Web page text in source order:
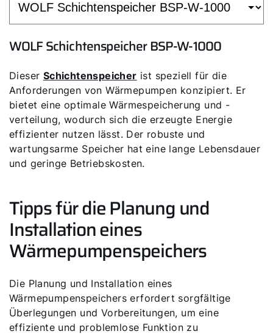
WOLF Schichtenspeicher BSP-W-1000
Dieser Schichtenspeicher ist speziell für die
Anforderungen von Wärmepumpen konzipiert. Er
bietet eine optimale Wärmespeicherung und -
verteilung, wodurch sich die erzeugte Energie
effizienter nutzen lässt. Der robuste und
wartungsarme Speicher hat eine lange Lebensdauer
und geringe Betriebskosten.
Tipps für die Planung und
Installation eines
Wärmepumpenspeichers
Die Planung und Installation eines
Wärmepumpenspeichers erfordert sorgfältige
Überlegungen und Vorbereitungen, um eine
effiziente und problemlose Funktion zu